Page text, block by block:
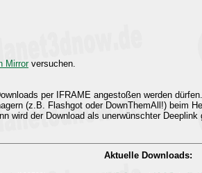
Mirrorversuchen.
per IFRAME angestoßen werden dürfen.
(z.B. Flashgot oder DownThemAll!) beim
wird der Download als unerwünschter
Aktuelle Downloads: